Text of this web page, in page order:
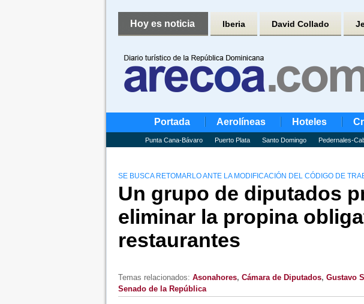
Hoy es noticia Iberia David Collado
Portada Aerolíneas Hoteles
Punta Cana-Bávaro Puerto Plata Santo Domingo Pedernales-
SE BUSCA RETOMARLO ANTE LA MODIFICACIÓN DEL CÓDIGO DE
Un grupo de diputados
eliminar la propina
restaurantes
Temas relacionados: Asonahores, Cámara de Diputados, Gustavo
Senado de la República